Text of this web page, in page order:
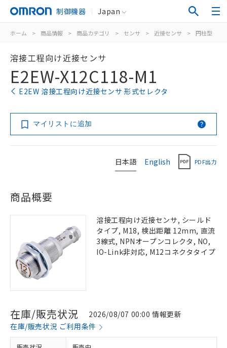
制御機器 Japan
ホーム > 商品情報 > 商品カテゴリ > センサ > 近接センサ > 円柱型
溶接工程向け近接センサ
E2EW-X12C118-M1
E2EW 溶接工程向け近接センサ 形式セレクタ
マイリストに追加
日本語 English PDF出力
商品概要
溶接工程向け近接センサ, シールド
タイプ, M18, 検出距離 12mm, 直流
3線式, NPNオープンコレクタ, NO,
IO-Link非対応, M12コネクタタイプ
在庫/販売状況
2026/08/07 00:00 情報更新
在庫/販売状況 ご利用条件